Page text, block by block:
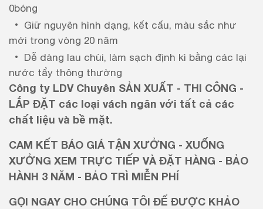
0bóng
Giữ nguyên hình dạng, kết cấu, màu sắc như
mới trong vòng 20 năm
Dễ dàng lau chùi, làm sạch định kì bằng các lại
nước tẩy thông thường
Công ty LDV Chuyên SẢN XUẤT - THI CÔNG -
LẮP ĐẶT các loại vách ngăn với tất cả các
chất liệu và bề mặt.
CAM KẾT BÁO GIÁ TẬN XƯỞNG - XUỐNG
XƯỞNG XEM TRỰC TIẾP VÀ ĐẶT HÀNG - BẢO
HÀNH 3 NĂM - BẢO TRÌ MIỄN PHÍ
GỌI NGAY CHO CHÚNG TÔI ĐỂ ĐƯỢC KHẢO